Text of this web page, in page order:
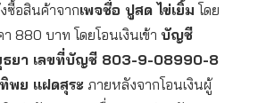
ซื้อสินค้าจากเพจชื่อ ปูสด ไข่เยิ้ม โดย
880 บาท โดยโอนเงินเข้า บัญชี
ธยา เลขที่บัญชี 803-9-08990-8
พย แฝดสุระ ภายหลังจากโอนเงินผู้